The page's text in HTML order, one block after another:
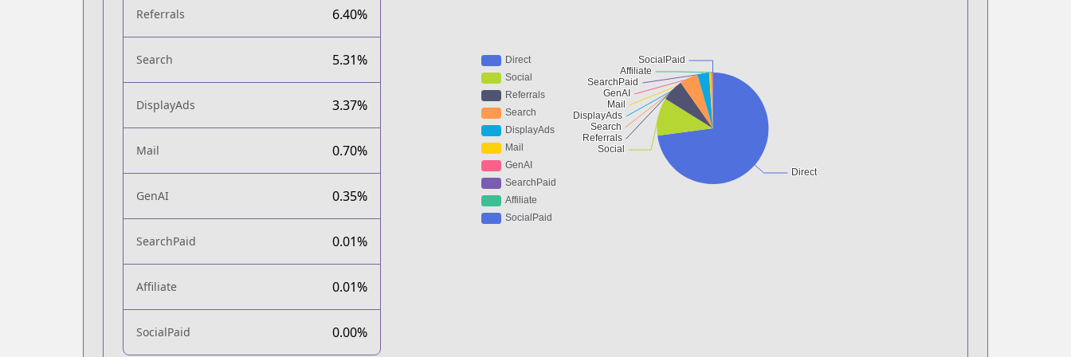
Referrals 6.40%
Search 5.31%
DisplayAds 3.37%
Mail 0.70%
GenAI 0.35%
SearchPaid 0.01%
Affiliate 0.01%
SocialPaid 0.00%